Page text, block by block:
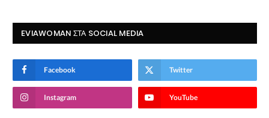
EVIAWOMAN ΣΤΑ SOCIAL MEDIA
Facebook Twitter
Instagram YouTube